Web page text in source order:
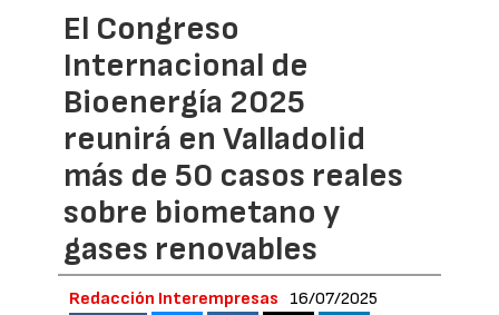
El Congreso
Internacional de
Bioenergía 2025
reunirá en Valladolid
más de 50 casos reales
sobre biometano y
gases renovables
Redacción Interempresas 16/07/2025